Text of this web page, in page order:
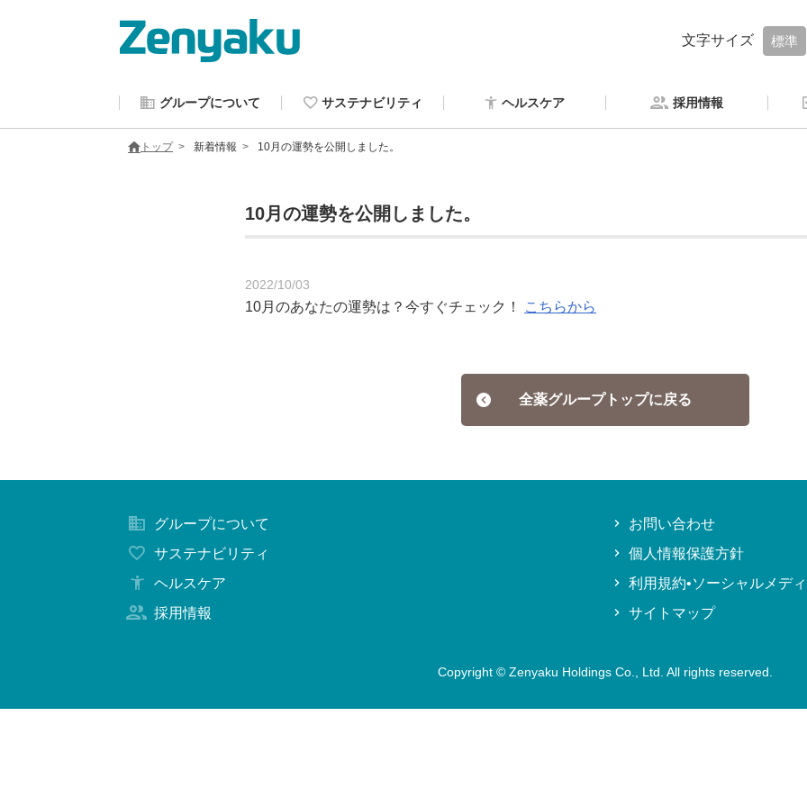
文字サイズ 標準
グループについて サステナビリティ ヘルスケア 採用情報
トップ 新着情報 10月の運勢を公開しました。
10月の運勢を公開しました。
2022/10/03
10月のあなたの運勢は？今すぐチェック！ こちらから
全薬グループトップに戻る
グループについて
サステナビリティ
ヘルスケア
採用情報
お問い合わせ
個人情報保護方針
利用規約•ソーシャルメデ
サイトマップ
Copyright © Zenyaku Holdings Co., Ltd. All rights reserved.